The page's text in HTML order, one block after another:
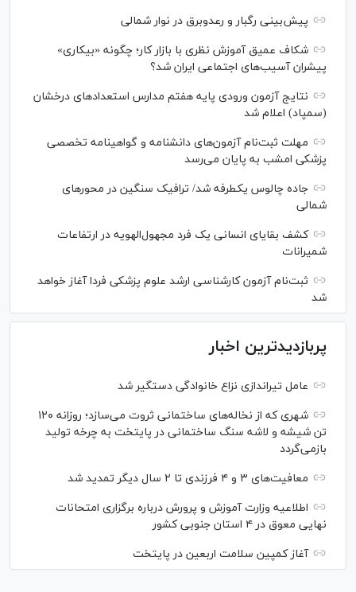
پیش‌بینی رگبار و رعدوبرق در نوار شمالی
شکاف عمیق آموزش نظری با بازار کار؛ چگونه «بیکاری»
پیشران آسیب‌های اجتماعی ایران شد؟
نتایج آزمون ورودی پایه هفتم مدارس استعدادهای درخشان
(سمپاد) اعلام شد
مهلت ثبت‌نام آزمون‌های دانشنامه و گواهینامه تخصصی
پزشکی امشب به پایان می‌رسد
جاده چالوس یکطرفه شد/ ترافیک سنگین در محورهای
شمالی
کشف بقایای انسانی یک فرد مجهول‌الهویه در ارتفاعات
شمیرانات
ثبت‌نام آزمون کارشناسی ارشد علوم پزشکی فردا آغاز خواهد
شد
پربازدیدترین اخبار
عامل تیراندازی نزاع خانوادگی دستگیر شد
شهری که از نخاله‌های ساختمانی ثروت می‌سازد؛ روزانه ۱۲۰
تن شیشه و لاشه سنگ ساختمانی در پایتخت به چرخه تولید
بازمی‌گردد
معافیت‌های ۳ و ۴ فرزندی تا ۲ سال دیگر تمدید شد
اطلاعیه وزارت آموزش و پرورش درباره برگزاری امتحانات
نهایی معوق در ۴ استان جنوبی کشور
آغاز کمپین سلامت اربعین در پایتخت